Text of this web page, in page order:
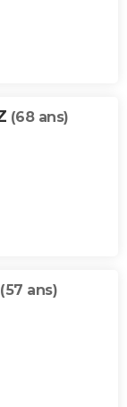
(68 ans)
(57 ans)